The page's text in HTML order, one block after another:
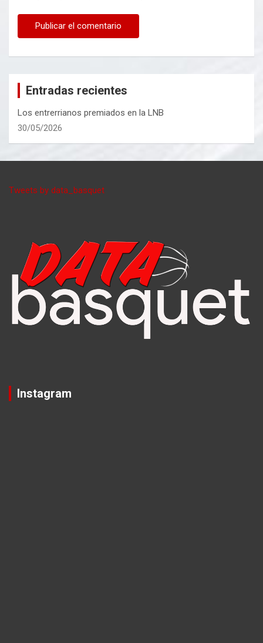
Entradas recientes
Los entrerrianos premiados en la LNB
30/05/2026
Tweets by data_basquet
Instagram